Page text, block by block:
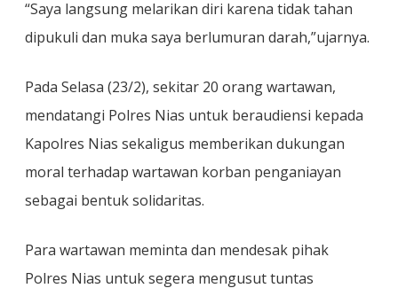
“Saya langsung melarikan diri karena tidak tahan
dipukuli dan muka saya berlumuran darah,”ujarnya.
Pada Selasa (23/2), sekitar 20 orang wartawan,
mendatangi Polres Nias untuk beraudiensi kepada
Kapolres Nias sekaligus memberikan dukungan
moral terhadap wartawan korban penganiayan
sebagai bentuk solidaritas.
Para wartawan meminta dan mendesak pihak
Polres Nias untuk segera mengusut tuntas